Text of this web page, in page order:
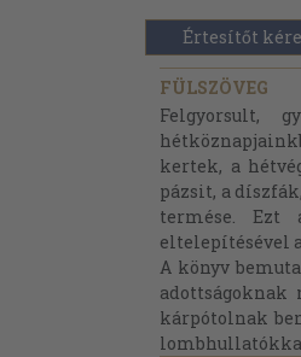
Értesítőt
FÜLSZÖVEG
Felgyorsult,
kertek, a
pázsit, a
termése. Ezt
eltelepítésével
A könyv
adottságoknak
kárpótolnak